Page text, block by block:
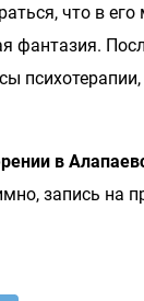
что в
фантазия.
в
запись на